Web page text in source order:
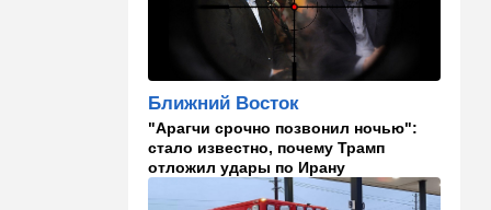
В мире
Полное затмение — не для
Израиля: куда ехать за
12:40 В мире
Этна разбушевалась:
Сицилия закрыла один из
аэропортов. ВИДЕО
Ближний Восток
"Арагчи срочно позвонил ночью":
стало известно, почему Трамп
отложил удары по Ирану